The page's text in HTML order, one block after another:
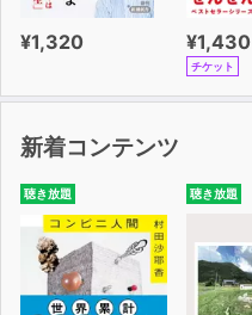
¥1,320 ¥1,430
チケット
新着コンテンツ
聴き放題 聴き放題